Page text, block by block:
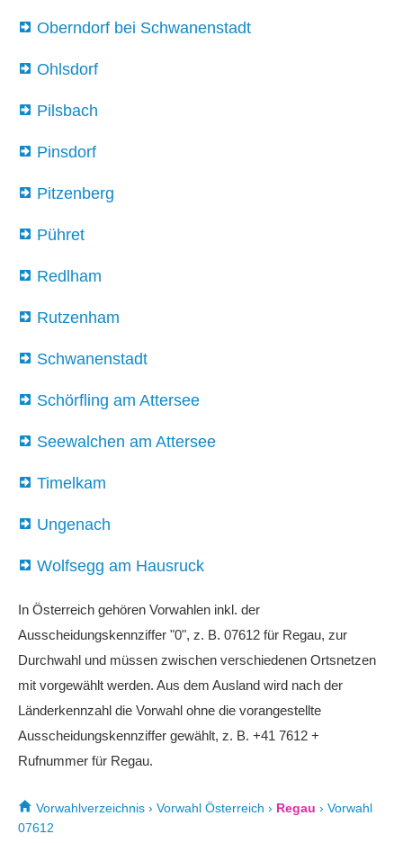
Oberndorf bei Schwanenstadt
Ohlsdorf
Pilsbach
Pinsdorf
Pitzenberg
Pühret
Redlham
Rutzenham
Schwanenstadt
Schörfling am Attersee
Seewalchen am Attersee
Timelkam
Ungenach
Wolfsegg am Hausruck
In Österreich gehören Vorwahlen inkl. der
Ausscheidungskennziffer "0", z. B. 07612 für Regau, zur
Durchwahl und müssen zwischen verschiedenen Ortsnetzen
mit vorgewählt werden. Aus dem Ausland wird nach der
Länderkennzahl die Vorwahl ohne die vorangestellte
Ausscheidungskennziffer gewählt, z. B. +41 7612 +
Rufnummer für Regau.
Vorwahlverzeichnis › Vorwahl Österreich › Regau › Vorwahl
07612